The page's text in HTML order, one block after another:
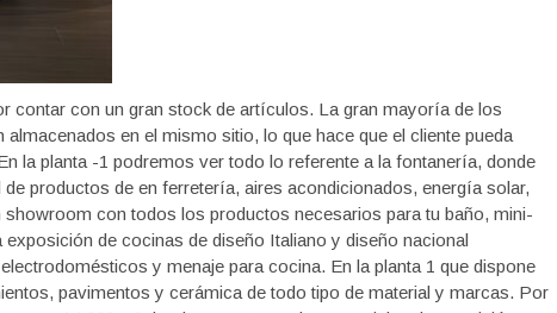
contar con un gran stock de artículos. La gran mayoría de los
en el mismo sitio, lo que hace que el cliente pueda
la planta -1 podremos ver todo lo referente a la fontanería, donde
productos de en ferretería, aires acondicionados, energía solar,
con todos los productos necesarios para tu baño, mini-
de cocinas de diseño Italiano y diseño nacional
y menaje para cocina. En la planta 1 que dispone
pavimentos y cerámica de todo tipo de material y marcas. Por